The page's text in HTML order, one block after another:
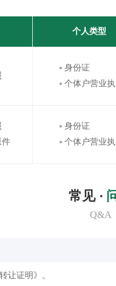
个人类型
身份证
个体户营业
件
身份证
个体户营业
常见 ·
Q&A
让证明》。